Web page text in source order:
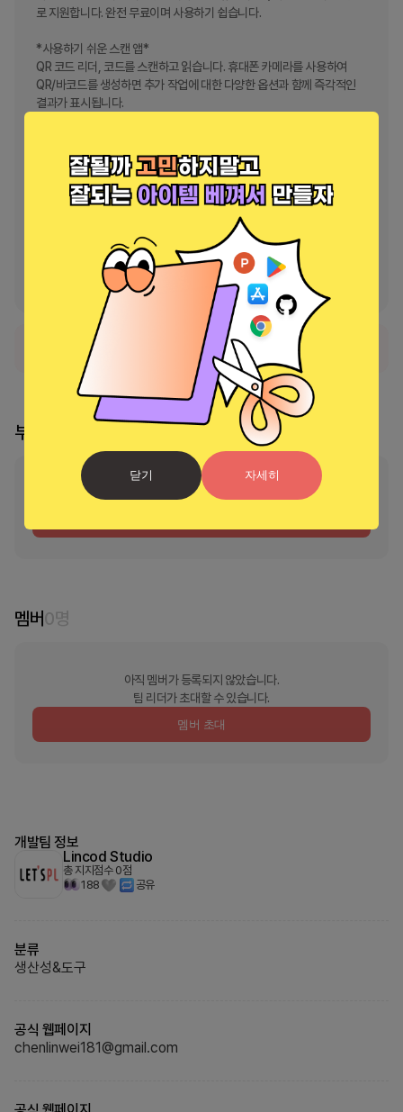
닫기 자세히
로 지원합니다. 완전 무료이며 사용하기 쉽습니다.
*사용하기 쉬운 스캔 앱*
QR 코드 리더, 코드를 스캔하고 읽습니다. 휴대폰 카메라를 사용하여
QR/바코드를 생성하면 추가 작업에 대한 다양한 옵션과 함께 즉각적인
결과가 표시됩니다.
귀하의 개인 정보는 100% 안전합니다. QR 코드 스캔 앱에는 카메라 권
한만 필요합니다. 휴대전화의 개인정보에 접근하는 데 사용되지 않습니
1. 카메라를 QR 코드/바코드로 향하게 합니다.
2. 자동 식별, 스캐닝 및 디코딩
3. 관련 결과 및 옵션을 가져옵니다.
정식 서비스로 출시되었습니다.
부스 리더
부스의 리더가 지정되지 않았습니다
멤버0명
아직 멤버가 등록되지 않았습니다.
팀 리더가 초대할 수 있습니다.
멤버 초대
개발팀 정보
Lincod Studio
총 지지점수 0점
188
공유
분류
생산성&도구
공식 웹페이지
chenlinwei181@gmail.com